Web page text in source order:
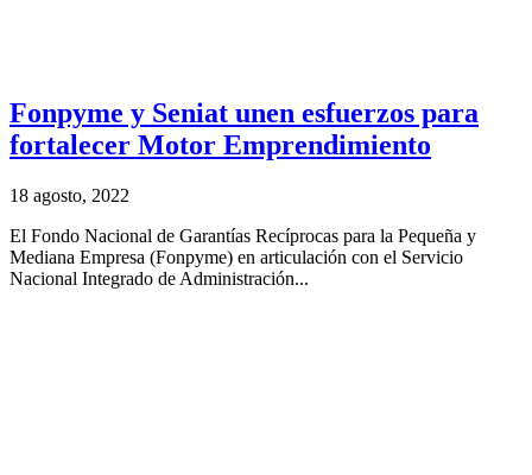
Fonpyme y Seniat unen esfuerzos para
fortalecer Motor Emprendimiento
18 agosto, 2022
El Fondo Nacional de Garantías Recíprocas para la Pequeña y
Mediana Empresa (Fonpyme) en articulación con el Servicio
Nacional Integrado de Administración...